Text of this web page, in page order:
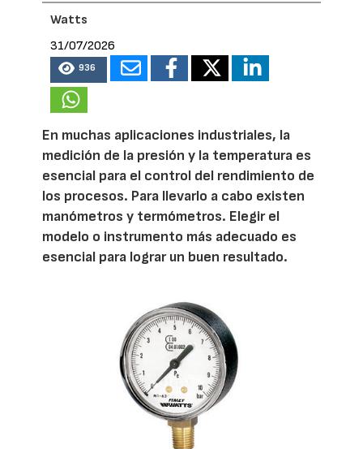
Watts
31/07/2026
936
En muchas aplicaciones industriales, la
medición de la presión y la temperatura es
esencial para el control del rendimiento de
los procesos. Para llevarlo a cabo existen
manómetros y termómetros. Elegir el
modelo o instrumento más adecuado es
esencial para lograr un buen resultado.